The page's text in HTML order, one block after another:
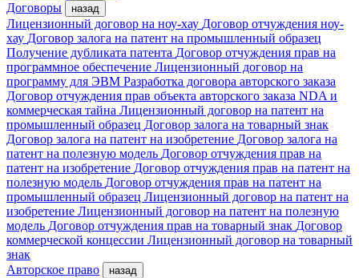
Договоры
назад
Лицензионный договор на ноу-хау Договор отчуждения ноу-
хау Договор залога на патент на промышленный образец
Получение дубликата патента Договор отчуждения прав на
программное обеспечение Лицензионный договор на
программу для ЭВМ Разработка договора авторского заказа
Договор отчуждения прав объекта авторского заказа NDA и
коммерческая тайна Лицензионный договор на патент на
промышленный образец Договор залога на товарный знак
Договор залога на патент на изобретение Договор залога на
патент на полезную модель Договор отчуждения прав на
патент на изобретение Договор отчуждения прав на патент на
полезную модель Договор отчуждения прав на патент на
промышленный образец Лицензионный договор на патент на
изобретение Лицензионный договор на патент на полезную
модель Договор отчуждения прав на товарный знак Договор
коммерческой концессии Лицензионный договор на товарный
знак
Авторское право
назад